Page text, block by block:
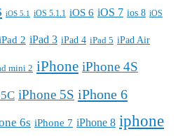
iOS 5.1 iOS 5.1.1 iOS 6 iOS 7 ios 8 iOS
2 iPad 3 iPad 4 iPad 5 iPad Air
mini 2 iPhone iPhone 4S
iPhone 5S iPhone 6
6s iPhone 7 iPhone 8 iphone